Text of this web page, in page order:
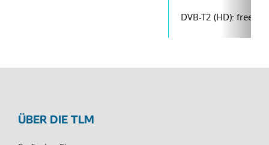
DVB-T2 (HD):
ÜBER DIE TLM